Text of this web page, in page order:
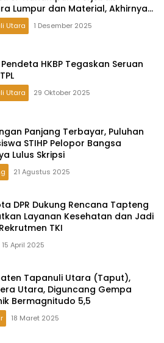
Lumpur dan Material, Akhirnya
Bersama Warga
Utara 1 Desember 2025
HKBP Tegaskan Seruan
Utara 29 Oktober 2025
Panjang Terbayar, Puluhan
STIHP Pelopor Bangsa
Lulus Skripsi
21 Agustus 2025
DPR Dukung Rencana Tapteng
Layanan Kesehatan dan Jadi
TKI
15 April 2025
Tapanuli Utara (Taput),
Utara, Diguncang Gempa
Bermagnitudo 5,5
18 Maret 2025